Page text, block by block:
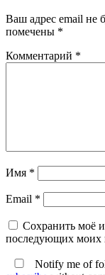
Ваш адрес email не
помечены *
Комментарий *
Имя *
Email *
Сохранить моё
последующих моих
Notify me of